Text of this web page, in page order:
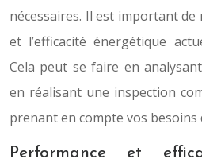
nécessaires. Il est important
et l’efficacité énergétique
Cela peut se faire en
en réalisant une inspection
prenant en compte vos besoins
Performance et